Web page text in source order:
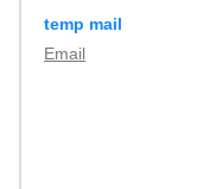
temp mail
Email